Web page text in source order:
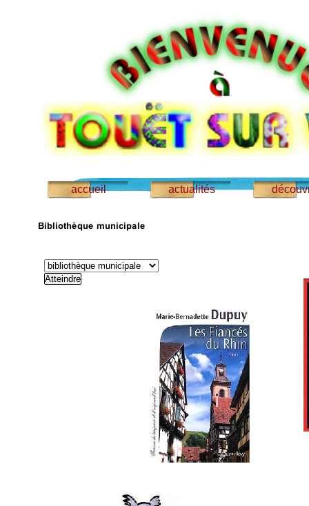
accueil actualités